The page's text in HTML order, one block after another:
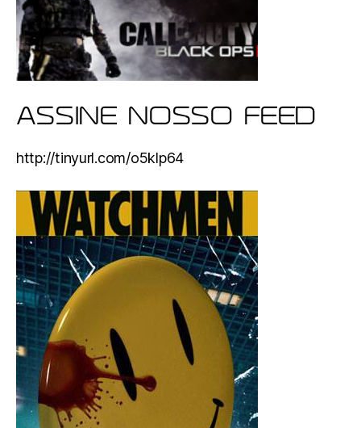
ASSINE NOSSO FEED
http://tinyurl.com/o5klp64